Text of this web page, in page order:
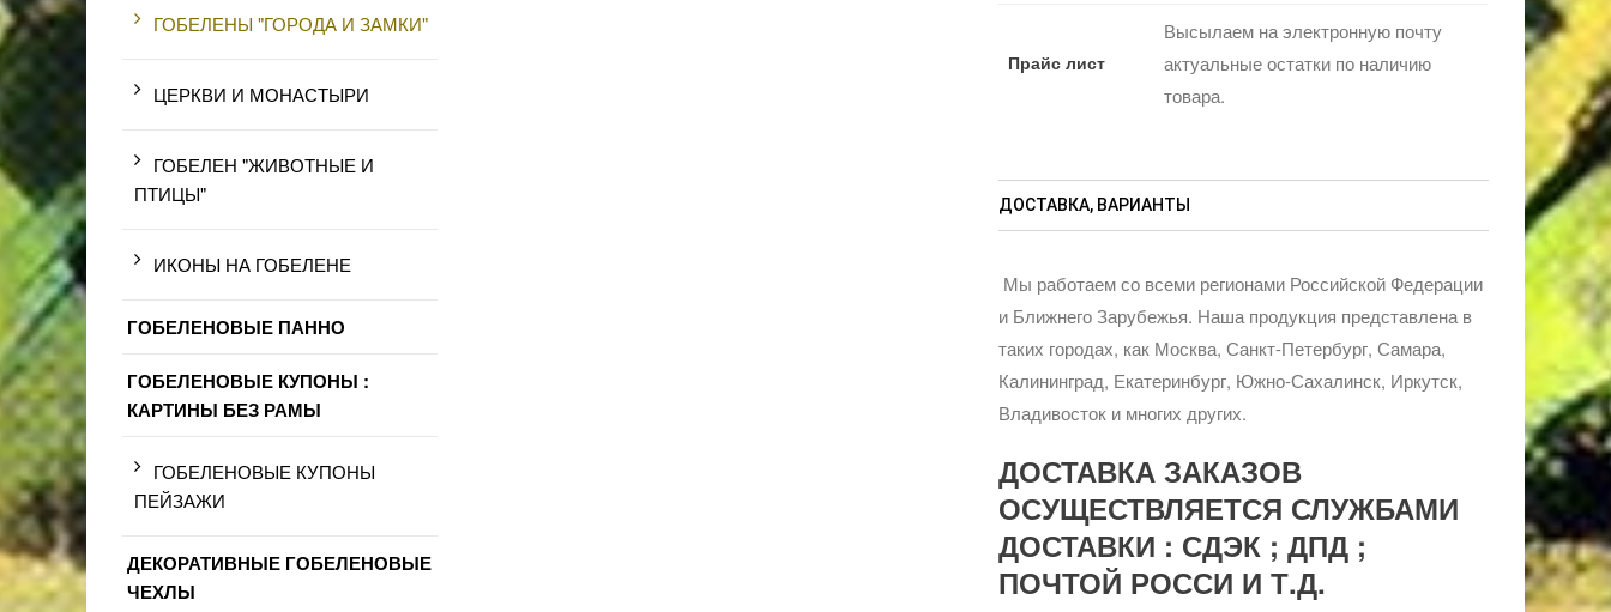
Прайс лист
Высылаем на электронную почту
актуальные остатки по наличию
товара.
ДОСТАВКА, ВАРИАНТЫ
Мы работаем со всеми регионами Российской Федерации
и Ближнего Зарубежья. Наша продукция представлена в
таких городах, как Москва, Санкт-Петербург, Самара,
Калининград, Екатеринбург, Южно-Сахалинск, Иркутск,
Владивосток и многих других.
ДОСТАВКА ЗАКАЗОВ
ОСУЩЕСТВЛЯЕТСЯ СЛУЖБАМИ
ДОСТАВКИ : СДЭК ; ДПД ;
ПОЧТОЙ РОССИ И Т.Д.
ГОБЕЛЕНЫ "ГОРОДА И ЗАМКИ"
ЦЕРКВИ И МОНАСТЫРИ
ГОБЕЛЕН "ЖИВОТНЫЕ И
ПТИЦЫ"
ИКОНЫ НА ГОБЕЛЕНЕ
ГОБЕЛЕНОВЫЕ ПАННО
ГОБЕЛЕНОВЫЕ КУПОНЫ :
КАРТИНЫ БЕЗ РАМЫ
ГОБЕЛЕНОВЫЕ КУПОНЫ
ПЕЙЗАЖИ
ДЕКОРАТИВНЫЕ ГОБЕЛЕНОВЫЕ
ЧЕХЛЫ